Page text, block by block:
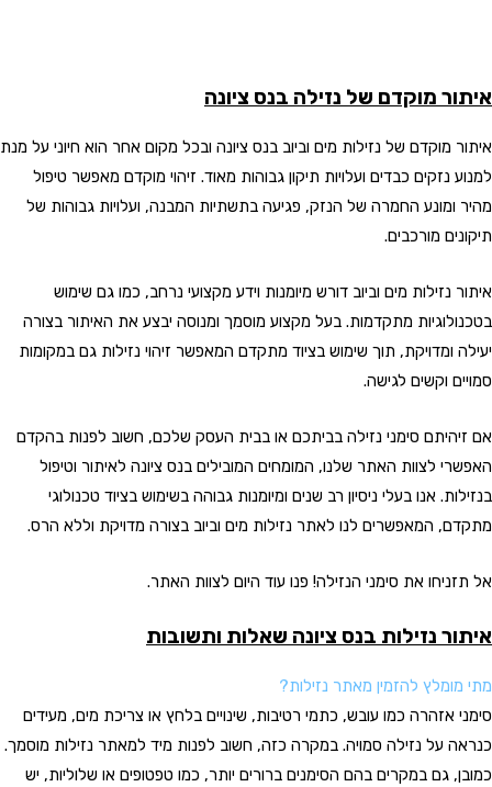
איתור מוקדם של נזילה בנס ציונה
איתור מוקדם של נזילות מים וביוב בנס ציונה ובכל מקום אחר הוא חיוני על מנת
למנוע נזקים כבדים ועלויות תיקון גבוהות מאוד. זיהוי מוקדם מאפשר טיפול
מהיר ומונע החמרה של הנזק, פגיעה בתשתיות המבנה, ועלויות גבוהות של
תיקונים מורכבים.
איתור נזילות מים וביוב דורש מיומנות וידע מקצועי נרחב, כמו גם שימוש
בטכנולוגיות מתקדמות. בעל מקצוע מוסמך ומנוסה יבצע את האיתור בצורה
יעילה ומדויקת, תוך שימוש בציוד מתקדם המאפשר זיהוי נזילות גם במקומות
סמויים וקשים לגישה.
אם זיהיתם סימני נזילה בביתכם או בבית העסק שלכם, חשוב לפנות בהקדם
האפשרי לצוות האתר שלנו, המומחים המובילים בנס ציונה לאיתור וטיפול
בנזילות. אנו בעלי ניסיון רב שנים ומיומנות גבוהה בשימוש בציוד טכנולוגי
מתקדם, המאפשרים לנו לאתר נזילות מים וביוב בצורה מדויקת וללא הרס.
אל תזניחו את סימני הנזילה! פנו עוד היום לצוות האתר.
איתור נזילות בנס ציונה שאלות ותשובות
מתי מומלץ להזמין מאתר נזילות?
סימני אזהרה כמו עובש, כתמי רטיבות, שינויים בלחץ או צריכת מים, מעידים
כנראה על נזילה סמויה. במקרה כזה, חשוב לפנות מיד למאתר נזילות מוסמך.
כמובן, גם במקרים בהם הסימנים ברורים יותר, כמו טפטופים או שלוליות, יש